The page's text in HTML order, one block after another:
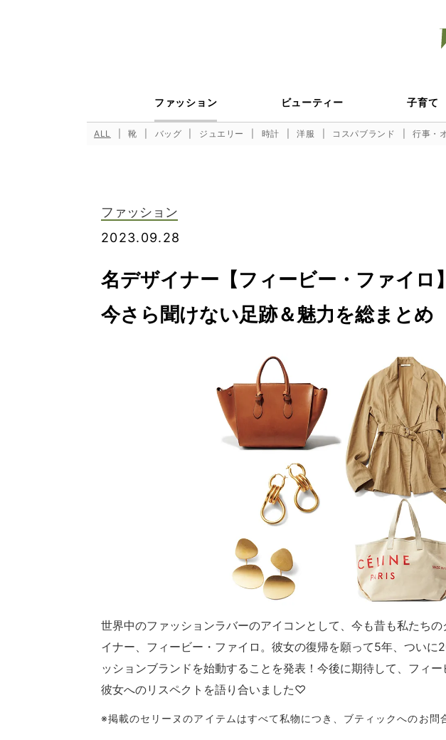
ファッション ビューティー 子育て
ALL 靴 バッグ ジュエリー 時計 洋服 コスパブランド 行事・
ファッション
2023.09.28
名デザイナー【フィービー・ファイロ
今さら聞けない足跡＆魅力を総まとめ
世界中のファッションラバーのアイコンとして、今も昔も私たち
イナー、フィービー・ファイロ。彼女の復帰を願って5年、ついに
ッションブランドを始動することを発表！今後に期待して、フィ
彼女へのリスペクトを語り合いました♡
※掲載のセリーヌのアイテムはすべて私物につき、ブティックへのお問